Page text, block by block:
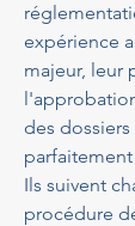
expérience
majeur, leur
des
Ils suivent
procédure